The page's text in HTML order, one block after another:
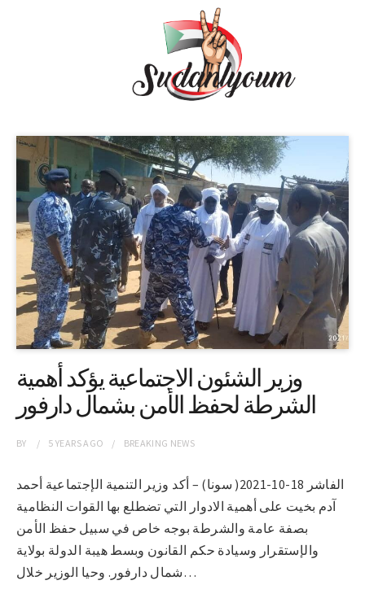
وزير الشئون الاجتماعية يؤكد أهمية
الشرطة لحفظ الأمن بشمال دارفور
BY 5 YEARSAGO BREAKING NEWS
الفاشر 18-10-2021( سونا) – أكد وزير التنمية الإجتماعية أحمد
آدم بخيت على أهمية الادوار التي تضطلع بها القوات النظامية
بصفة عامة والشرطة بوجه خاص في سبيل حفظ الأمن
والإستقرار وسيادة حكم القانون وبسط هيبة الدولة بولاية
شمال دارفور. وحيا الوزير خلال…